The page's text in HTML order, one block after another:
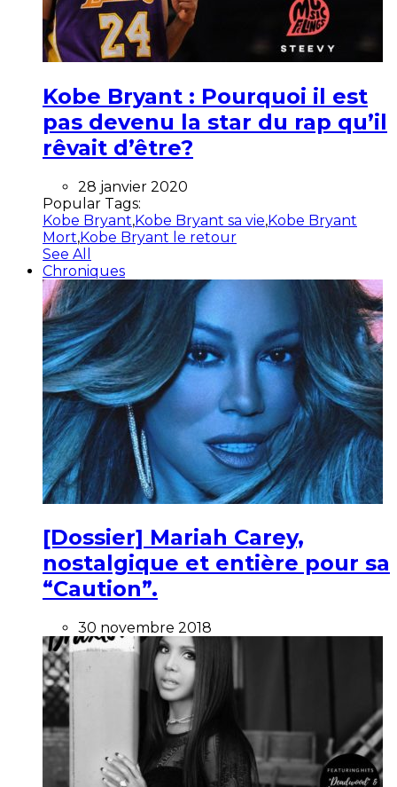
Kobe Bryant : Pourquoi il est
pas devenu la star du rap qu’il
rêvait d’être?
28 janvier 2020
Popular Tags:
Kobe Bryant,Kobe Bryant sa vie,Kobe Bryant
Mort,Kobe Bryant le retour
See All
Chroniques
[Dossier] Mariah Carey,
nostalgique et entière pour sa
“Caution”.
30 novembre 2018